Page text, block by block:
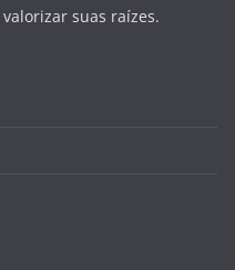
suas raízes.